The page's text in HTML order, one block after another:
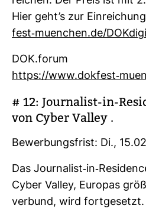
Hier geht’s zur
fest-​muen­chen.de/
DOK.forum
https://www.dok­fest-​
# 12: Jour­na­list-​in-​
von Cyber Valley .
Bewer­bungs­frist: Di.,
Das Jour­na­list-​in-​
Cyber Valley, Europas
ver­bund, wird fort­ge­setzt.